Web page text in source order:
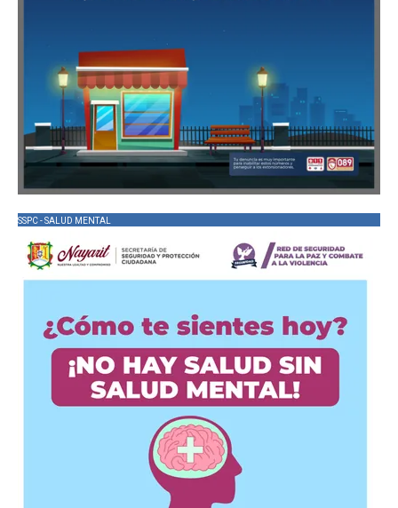
SSPC - SALUD MENTAL